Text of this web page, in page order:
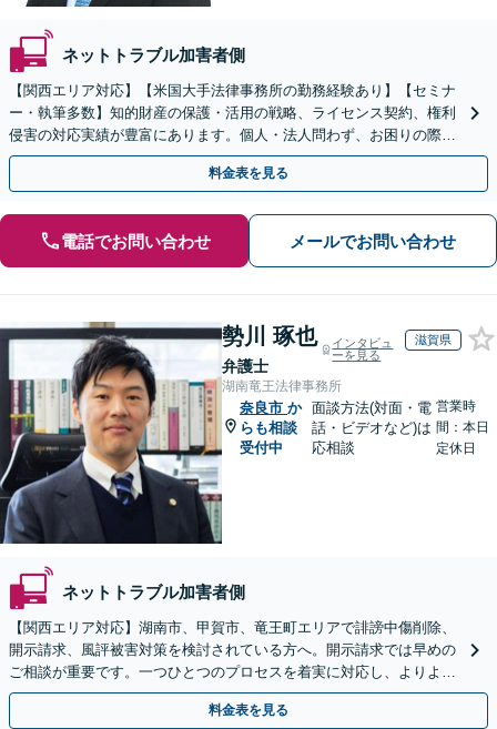
ネットトラブル加害者側
【関西エリア対応】【米国大手法律事務所の勤務経験あり】【セミナ
ー・執筆多数】知的財産の保護・活用の戦略、ライセンス契約、権利
侵害の対応実績が豊富にあります。個人・法人問わず、お困りの際は
お気軽にご相談ください。【弁護士歴15年以上】
料金表を見る
電話でお問い合わせ メールでお問い合わせ
勢川 琢也
弁護士
インタビュ
ーを見る
滋賀県
湖南竜王法律事務所
奈良市 か
らも相談
受付中
面談方法(対面・電
話・ビデオなど)は
応相談
営業時
間：本日
定休日
ネットトラブル加害者側
【関西エリア対応】湖南市、甲賀市、竜王町エリアで誹謗中傷削除、
開示請求、風評被害対策を検討されている方へ。開示請求では早めの
ご相談が重要です。一つひとつのプロセスを着実に対応し、よりよい
解決に向けて尽力いたします【Web面談OK】
料金表を見る